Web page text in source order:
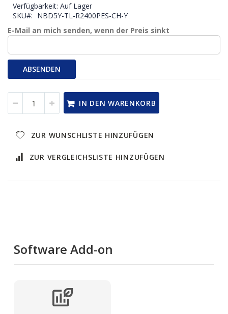
Verfügbarkeit: Auf Lager
SKU
NBD5Y-TL-R2400PES-CH-Y
E-Mail an mich senden, wenn der Preis sinkt
ABSENDEN
IN DEN WARENKORB
ZUR WUNSCHLISTE HINZUFÜGEN
ZUR VERGLEICHSLISTE HINZUFÜGEN
Software Add-on